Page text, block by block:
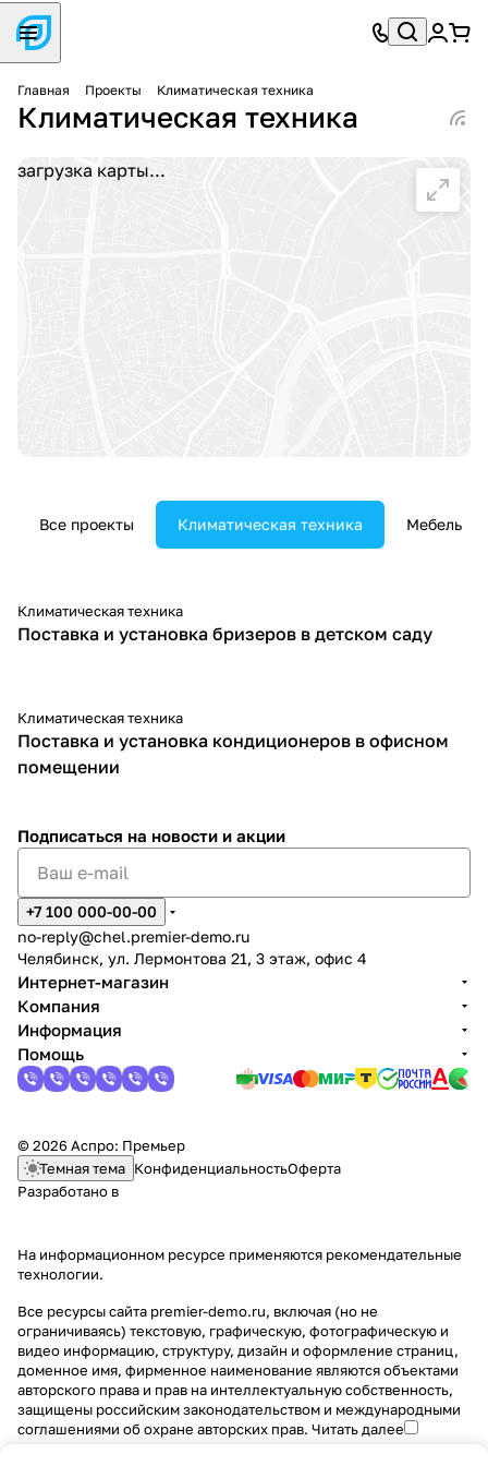
Главная Проекты Климатическая техника
Климатическая техника
загрузка карты...
Все проекты Климатическая техника Мебель
Климатическая техника
Поставка и установка бризеров в детском саду
Климатическая техника
Поставка и установка кондиционеров в офисном
помещении
Подписаться на новости и акции
+7 100 000-00-00
no-reply@chel.premier-demo.ru
Челябинск, ул. Лермонтова 21, 3 этаж, офис 4
Интернет-магазин
Компания
Информация
Помощь
© 2026 Аспро: Премьер
Темная тема КонфиденциальностьОферта
Разработано в
На информационном ресурсе применяются рекомендательные
технологии.
Все ресурсы сайта premier-demo.ru, включая (но не
ограничиваясь) текстовую, графическую, фотографическую и
видео информацию, структуру, дизайн и оформление страниц,
доменное имя, фирменное наименование являются объектами
авторского права и прав на интеллектуальную собственность,
защищены российским законодательством и международными
соглашениями об охране авторских прав. Читать далее